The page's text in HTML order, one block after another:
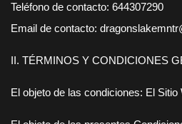
Teléfono de contacto: 644307290
Email de contacto:
II. TÉRMINOS Y CONDICIONES
El objeto de las condiciones: El Sitio